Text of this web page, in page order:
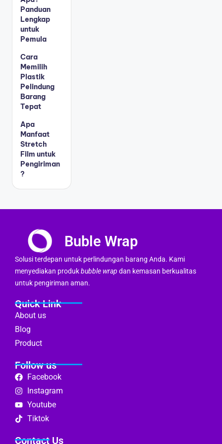
Panduan
Lengkap
untuk
Pemula
Cara
Memilih
Plastik
Pelindung
Barang
Tepat
Apa
Manfaat
Stretch
Film untuk
Pengiriman
?
Buble Wrap
Solusi terdepan untuk perlindungan barang Anda. Kami
menyediakan produkbubble wrap dan kemasan berkualitas
untuk pengiriman aman.
Quick Link
About us
Blog
Product
Follow us
Facebook
Instagram
Youtube
Tiktok
Contact Us